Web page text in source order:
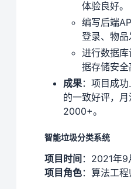
体验良好。
编写后端
登录、物品
进行数据
据存储安全
成果：项目成
的一致好评，
2000+。
智能垃圾分类系统
项目时间 ：2021年
项目角色：算法工程